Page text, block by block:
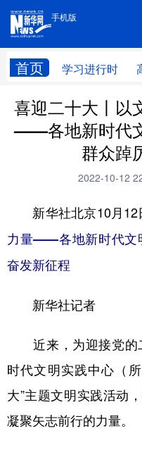
手机版
首页 学习进行时
手机版
学习进行时 高层
国际 财经
思客智库
文化
食品
学术中国 乡村振兴
城市 旅游
彩票 娱乐
公益 一带一路
喜迎二十大丨以
——各地新时代
群众踔
2022-10-12
新华社北京10月12
力量——各地新时代文
奋发新征程
新华社记者
近来，为迎接党的
时代文明实践中心（
大”主题文明实践活动
凝聚矢志前行的力量。